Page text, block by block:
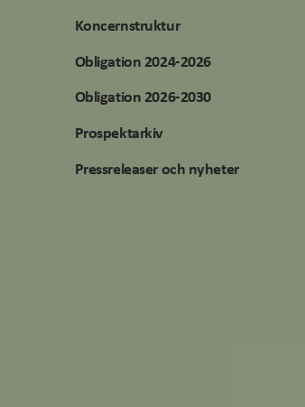
Koncernstruktur
Obligation 2024-2026
Obligation 2026-2030
Prospektarkiv
Pressreleaser och nyheter